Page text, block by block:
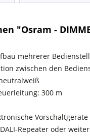
"Osram -
mehrerer
zwischen den
300 m
Vorschaltgeräte
Repeater oder